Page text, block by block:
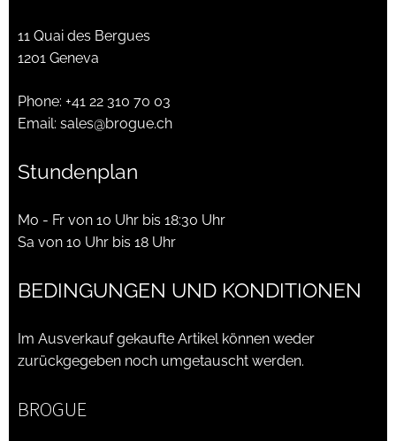
11 Quai des Bergues
1201 Geneva
Phone: +41 22 310 70 03
Email: sales@brogue.ch
Stundenplan
Mo - Fr von 10 Uhr bis 18:30 Uhr
Sa von 10 Uhr bis 18 Uhr
BEDINGUNGEN UND KONDITIONEN
Im Ausverkauf gekaufte Artikel können weder
zurückgegeben noch umgetauscht werden.
BROGUE